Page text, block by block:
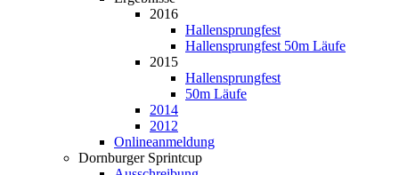
2016
Hallensprungfest
Hallensprungfest 50m Läufe
2015
Hallensprungfest
50m Läufe
2014
2012
Onlineanmeldung
Dornburger Sprintcup